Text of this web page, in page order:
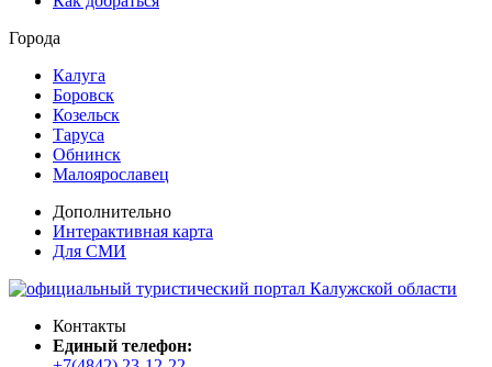
Города
Калуга
Боровск
Козельск
Таруса
Обнинск
Малоярославец
Дополнительно
Интерактивная карта
Для СМИ
Контакты
Единый телефон: